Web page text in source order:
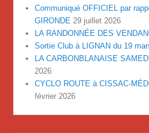
Communiqué OFFICIEL par
GIRONDE 29 juillet 2026
LA RANDONNÉE DES
Sortie Club à LIGNAN du 19
LA CARBONBLANAISE
2026
CYCLO ROUTE à CISSAC-
février 2026